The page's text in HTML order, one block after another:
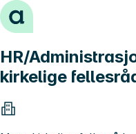
Hopp til innhold
HR/
kirkelige